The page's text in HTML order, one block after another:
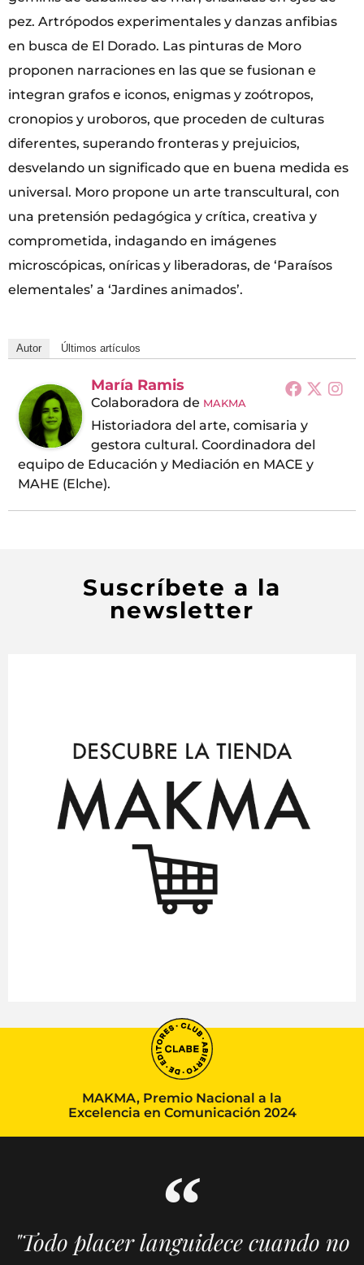
pez. Artrópodos experimentales y danzas anfibias
en busca de El Dorado. Las pinturas de Moro
proponen narraciones en las que se fusionan e
integran grafos e iconos, enigmas y zoótropos,
cronopios y uroboros, que proceden de culturas
diferentes, superando fronteras y prejuicios,
desvelando un significado que en buena medida es
universal. Moro propone un arte transcultural, con
una pretensión pedagógica y crítica, creativa y
comprometida, indagando en imágenes
microscópicas, oníricas y liberadoras, de ‘Paraísos
elementales’ a ‘Jardines animados’.
Autor Últimos artículos
María Ramis
Colaboradora de MAKMA
Historiadora del arte, comisaria y
gestora cultural. Coordinadora del
equipo de Educación y Mediación en MACE y
MAHE (Elche).
Suscríbete a la
newsletter
MAKMA, Premio Nacional a la
Excelencia en Comunicación 2024
"Todo placer languidece cuando no